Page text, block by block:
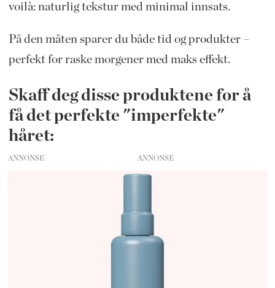
voilà: naturlig tekstur med minimal innsats.
På den måten sparer du både tid og produkter –
perfekt for raske morgener med maks effekt.
Skaff deg disse produktene for å
få det perfekte "imperfekte"
håret:
ANNONSE